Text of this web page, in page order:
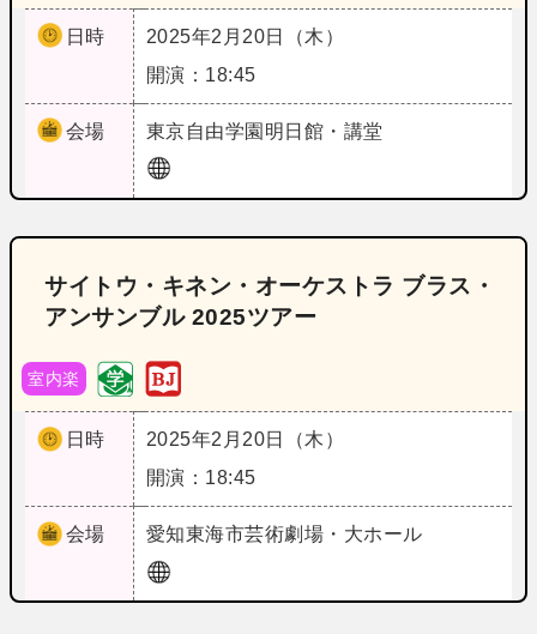
日時
2025年2月20日（木）
開演：18:45
会場 東京自由学園明日館・講堂
サイトウ・キネン・オーケストラ ブラス・
アンサンブル 2025ツアー
室内楽
日時
2025年2月20日（木）
開演：18:45
会場 愛知東海市芸術劇場・大ホール